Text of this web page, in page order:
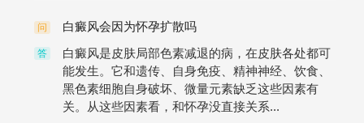
问 白癜风会因为怀孕扩散吗
答
白癜风是皮肤局部色素减退的病，在皮肤各处都可
能发生。它和遗传、自身免疫、精神神经、饮食、
黑色素细胞自身破坏、微量元素缺乏这些因素有
关。从这些因素看，和怀孕没直接关系...